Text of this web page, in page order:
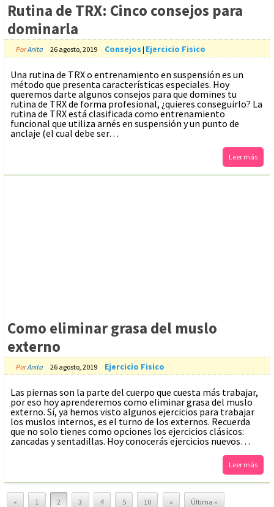
Rutina de TRX: Cinco consejos para
dominarla
PorAnita 26 agosto, 2019 Consejos | Ejercicio Fisico
Una rutina de TRX o entrenamiento en suspensión es un
método que presenta características especiales. Hoy
queremos darte algunos consejos para que domines tu
rutina de TRX de forma profesional, ¿quieres conseguirlo? La
rutina de TRX está clasificada como entrenamiento
funcional que utiliza arnés en suspensión y un punto de
anclaje (el cual debe ser…
Leer más
Como eliminar grasa del muslo
externo
PorAnita 26 agosto, 2019 Ejercicio Fisico
Las piernas son la parte del cuerpo que cuesta más trabajar,
por eso hoy aprenderemos como eliminar grasa del muslo
externo. Sí, ya hemos visto algunos ejercicios para trabajar
los muslos internos, es el turno de los externos. Recuerda
que no solo tienes como opciones los ejercicios clásicos:
zancadas y sentadillas. Hoy conocerás ejercicios nuevos…
Leer más
« 1 2 3 4 5 10 » Última »